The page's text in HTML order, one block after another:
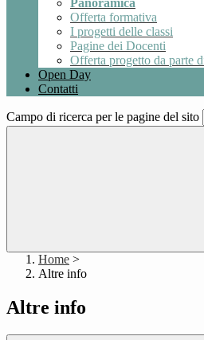
Panoramica
Offerta formativa
I progetti delle classi
Pagine dei Docenti
Offerta progetto da parte
Open Day
Contatti
Campo di ricerca per le pagine del sito
Home >
Altre info
Altre info